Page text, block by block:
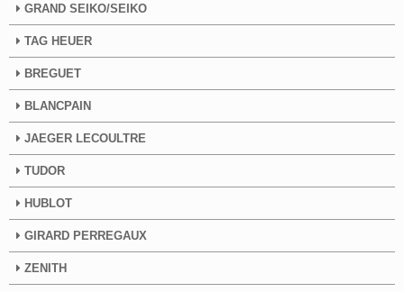
GRAND SEIKO/SEIKO
TAG HEUER
BREGUET
BLANCPAIN
JAEGER LECOULTRE
TUDOR
HUBLOT
GIRARD PERREGAUX
ZENITH